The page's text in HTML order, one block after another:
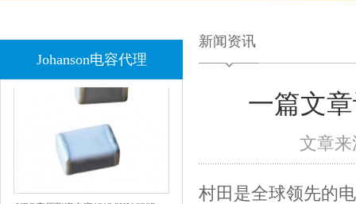
Johanson电容代理
新闻资讯
一篇文
文章
村田是全球领先的